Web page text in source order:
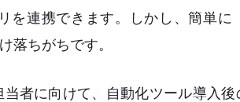
を連携できます。しかし、簡単に
落ちがちです。
者に向けて、自動化ツール導入後